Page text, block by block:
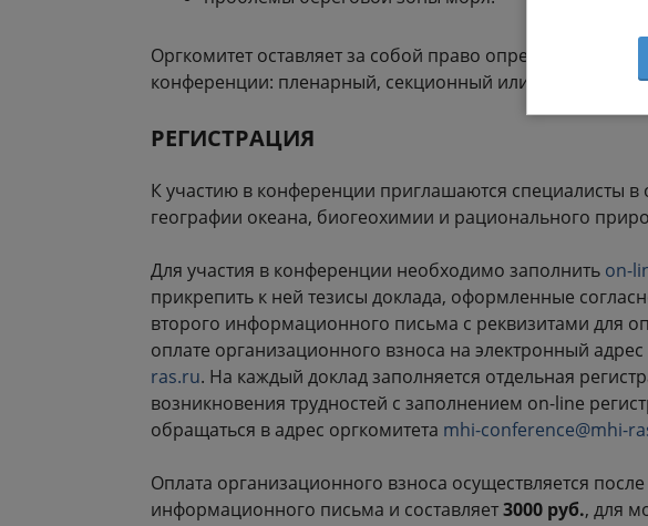
Оргкомитет оставляет за собой право определять вид
конференции: пленарный, секционный или стендовый,
РЕГИСТРАЦИЯ
К участию в конференции приглашаются специалисты
географии океана, биогеохимии и рационального
Для участия в конференции необходимо заполнить on-
прикрепить к ней тезисы доклада, оформленные
второго информационного письма с реквизитами для
оплате организационного взноса на электронный адрес
ras.ru. На каждый доклад заполняется отдельная
возникновения трудностей с заполнением on-line
обращаться в адрес оргкомитета mhi-conference@mhi-
Оплата организационного взноса осуществляется
информационного письма и составляет3000 руб., для